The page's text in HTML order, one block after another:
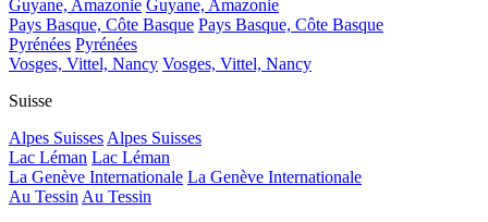
Guyane, Amazonie Guyane, Amazonie
Pays Basque, Côte Basque Pays Basque, Côte Basque
Pyrénées Pyrénées
Vosges, Vittel, Nancy Vosges, Vittel, Nancy
Suisse
Alpes Suisses Alpes Suisses
Lac Léman Lac Léman
La Genève Internationale La Genève Internationale
Au Tessin Au Tessin